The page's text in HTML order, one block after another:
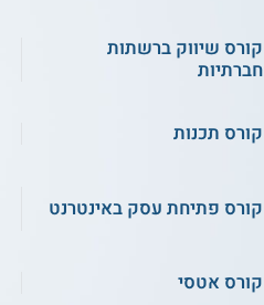
קורס שיווק ברשתות
חברתיות
קורס תכנות
קורס פתיחת עסק באינטרנט
קורס אטסי